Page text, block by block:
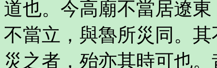
道也。今高廟不當居遼
不當立，與魯所災同。
災之者，殆亦其時可也